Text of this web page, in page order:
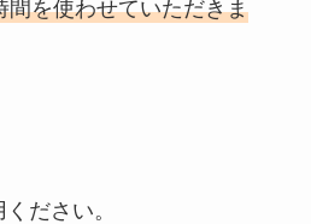
間を使わせていただきま
ださい。